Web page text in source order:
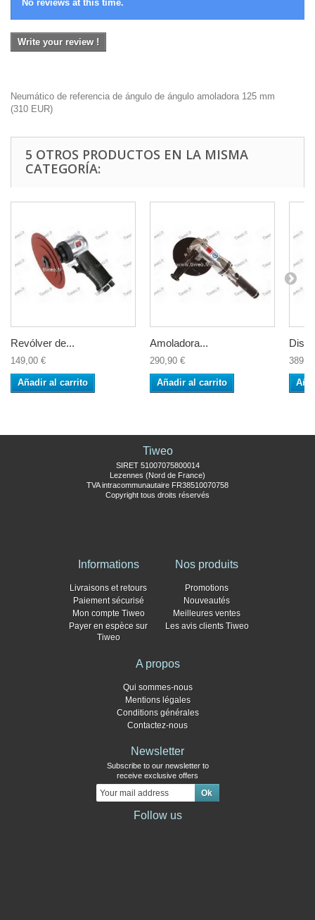
No reviews at this time.
Write your review !
Neumático de referencia de ángulo de ángulo amoladora 125 mm
(310 EUR)
5 OTROS PRODUCTOS EN LA MISMA
CATEGORÍA:
Revólver de...
149,00 €
Añadir al carrito
Amoladora...
290,90 €
Añadir al carrito
Tiweo
SIRET 51007075800014
Lezennes (Nord de France)
TVA intracommunautaire FR38510070758
Copyright tous droits réservés
Informations
Livraisons et retours
Paiement sécurisé
Mon compte Tiweo
Payer en espèce sur
Tiweo
Nos produits
Promotions
Nouveautés
Meilleures ventes
Les avis clients Tiweo
A propos
Qui sommes-nous
Mentions légales
Conditions générales
Contactez-nous
Newsletter
Subscribe to our newsletter to
receive exclusive offers
Follow us